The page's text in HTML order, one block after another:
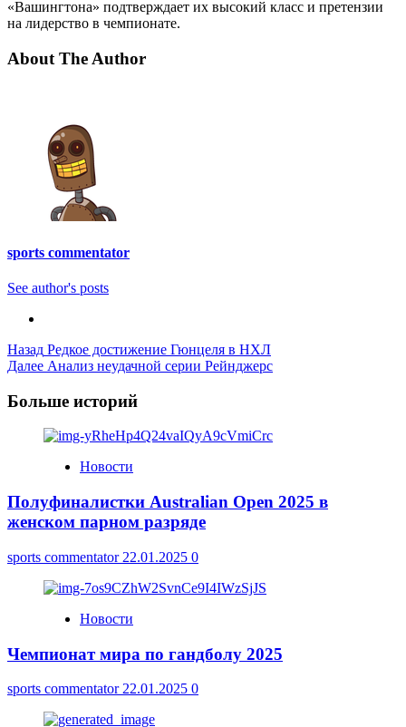
«Вашингтона» подтверждает их высокий класс и претензии
на лидерство в чемпионате.
About The Author
sports commentator
See author's posts
Post
Navigation
Назад Редкое достижение Гюнцеля в НХЛ
Далее Анализ неудачной серии Рейнджерс
Больше историй
Новости
Полуфиналистки Australian Open 2025 в
женском парном разряде
sports commentator 22.01.2025 0
Новости
Чемпионат мира по гандболу 2025
sports commentator 22.01.2025 0